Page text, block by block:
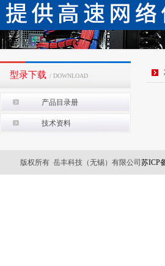
型录下载 / DOWNLOAD
产品目录册
技术资料
版权所有 岳丰科技（无锡）有限公司苏ICP